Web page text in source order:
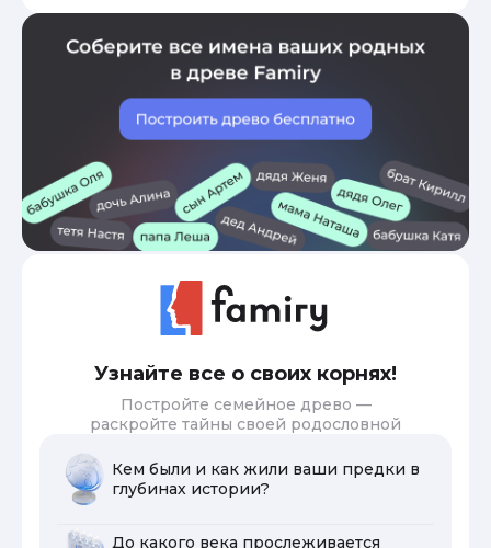
Узнайте все о своих корнях!
Постройте семейное древо —
раскройте тайны своей родословной
Кем были и как жили ваши предки в
глубинах истории?
До какого века прослеживается